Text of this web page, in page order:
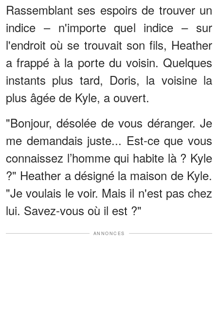
Rassemblant ses espoirs de trouver un
indice – n'importe quel indice – sur
l'endroit où se trouvait son fils, Heather
a frappé à la porte du voisin. Quelques
instants plus tard, Doris, la voisine la
plus âgée de Kyle, a ouvert.
"Bonjour, désolée de vous déranger. Je
me demandais juste... Est-ce que vous
connaissez l’homme qui habite là ? Kyle
?" Heather a désigné la maison de Kyle.
"Je voulais le voir. Mais il n'est pas chez
lui. Savez-vous où il est ?"
ANNONCES